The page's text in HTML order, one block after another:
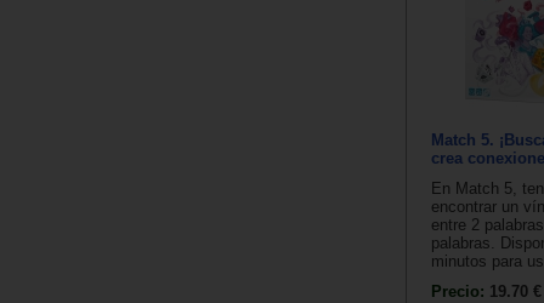
Match 5.
crea
En Match 5,
encontrar un
entre 2
palabras.
minutos para
Precio: 19.70 €